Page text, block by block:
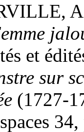
et
sur
(1727-